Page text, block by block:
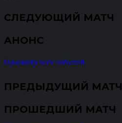
СЛЕДУЮЩИЙ МАТЧ
АНОНС
Просмотр всех событий
ПРЕДЫДУЩИЙ МАТЧ
ПРОШЕДШИЙ МАТЧ